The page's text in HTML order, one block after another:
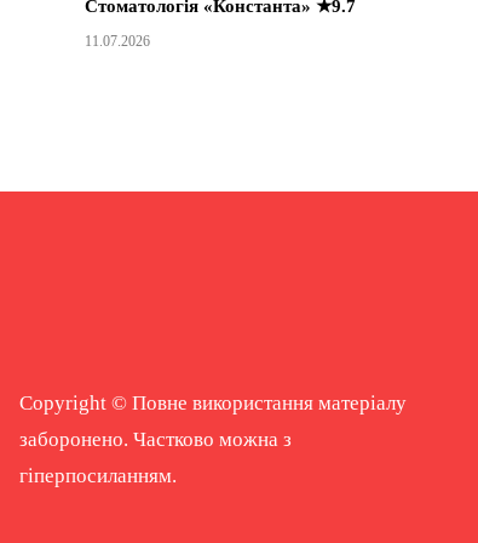
Стоматологія «Константа» ★9.7
11.07.2026
Copyright © Повне використання матеріалу
заборонено. Частково можна з
гіперпосиланням.